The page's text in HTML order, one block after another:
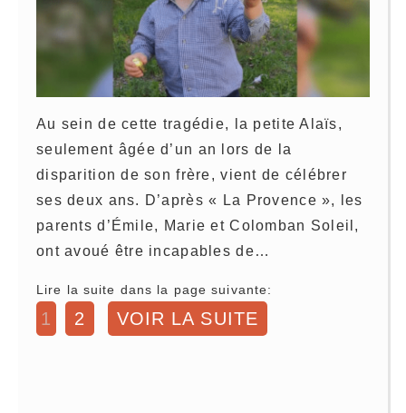
Au sein de cette tragédie, la petite Alaïs,
seulement âgée d’un an lors de la
disparition de son frère, vient de célébrer
ses deux ans. D’après « La Provence », les
parents d’Émile, Marie et Colomban Soleil,
ont avoué être incapables de…
Lire la suite dans la page suivante:
1 2 VOIR LA SUITE